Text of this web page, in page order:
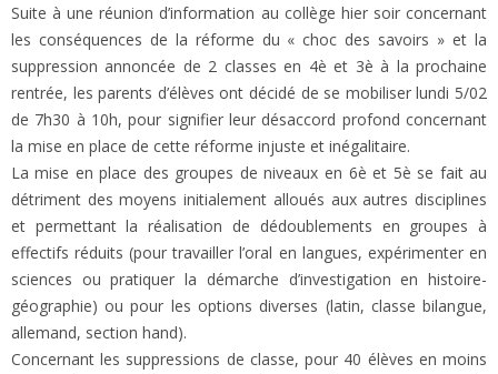
Suite à une réunion d’information au collège hier soir concernant
les conséquences de la réforme du « choc des savoirs » et la
suppression annoncée de 2 classes en 4è et 3è à la prochaine
rentrée, les parents d’élèves ont décidé de se mobiliser lundi 5/02
de 7h30 à 10h, pour signifier leur désaccord profond concernant
la mise en place de cette réforme injuste et inégalitaire.
La mise en place des groupes de niveaux en 6è et 5è se fait au
détriment des moyens initialement alloués aux autres disciplines
et permettant la réalisation de dédoublements en groupes à
effectifs réduits (pour travailler l’oral en langues, expérimenter en
sciences ou pratiquer la démarche d’investigation en histoire-
géographie) ou pour les options diverses (latin, classe bilangue,
allemand, section hand).
Concernant les suppressions de classe, pour 40 élèves en moins